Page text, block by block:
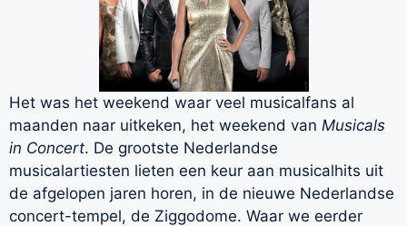
Het was het weekend waar veel musicalfans al
maanden naar uitkeken, het weekend van Musicals
in Concert. De grootste Nederlandse
musicalartiesten lieten een keur aan musicalhits uit
de afgelopen jaren horen, in de nieuwe Nederlandse
concert-tempel, de Ziggodome. Waar we eerder